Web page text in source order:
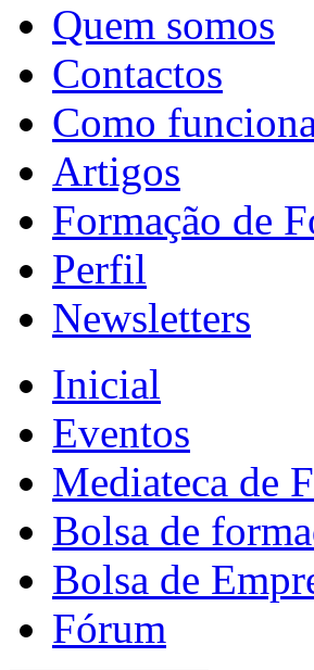
Quem somos
Contactos
Como
Artigos
Formação de
Perfil
Newsletters
Inicial
Eventos
Mediateca de
Bolsa de
Bolsa de
Fórum